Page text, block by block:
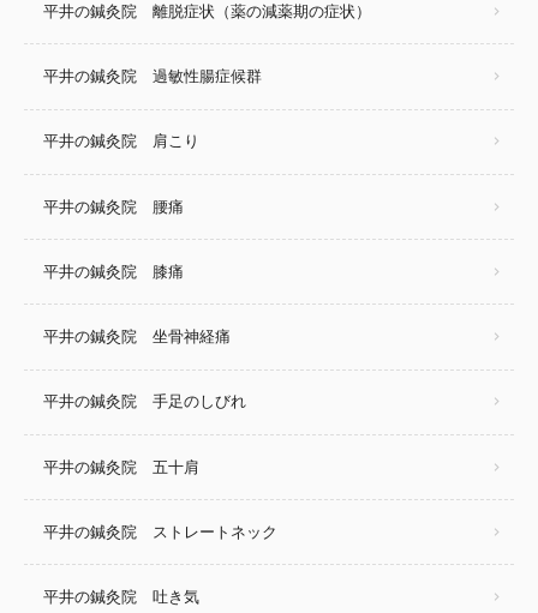
平井の鍼灸院 離脱症状（薬の減薬期の症状）
平井の鍼灸院 過敏性腸症候群
平井の鍼灸院 肩こり
平井の鍼灸院 腰痛
平井の鍼灸院 膝痛
平井の鍼灸院 坐骨神経痛
平井の鍼灸院 手足のしびれ
平井の鍼灸院 五十肩
平井の鍼灸院 ストレートネック
平井の鍼灸院 吐き気